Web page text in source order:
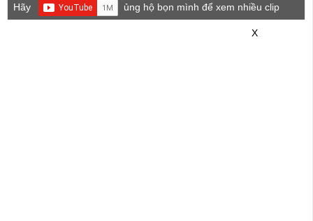
Hãy
ủng hộ bọn mình để xem nhiều clip
X